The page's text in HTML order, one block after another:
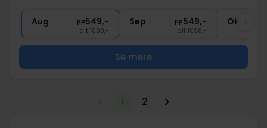
1x El, vand og gas inkluderet
Aug pp549,-
I alt 1098,-
Sep pp549,-
I alt 1098,-
Okt
Se mere
1 2